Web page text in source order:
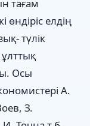
тағам
өндіріс елдің
түлік
ұлттық
Осы
А.
З.